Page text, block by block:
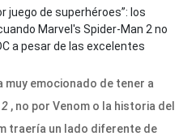
juego de superhéroes”: los
Marvel's Spider-Man 2 no
a pesar de las excelentes
muy emocionado de tener a
2 , no por Venom o la historia del
traería un lado diferente de